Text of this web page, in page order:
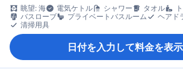
眺望: 海
電気ケトル シャワー タオル
バスローブ
プライベートバスルーム ヘアド
清掃用具
日付を入力して料金を表